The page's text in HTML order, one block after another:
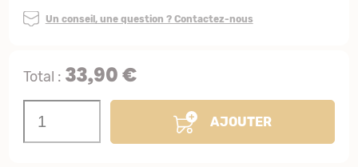
Un conseil, une question ? Contactez-nous
Total : 33,90 €
AJOUTER